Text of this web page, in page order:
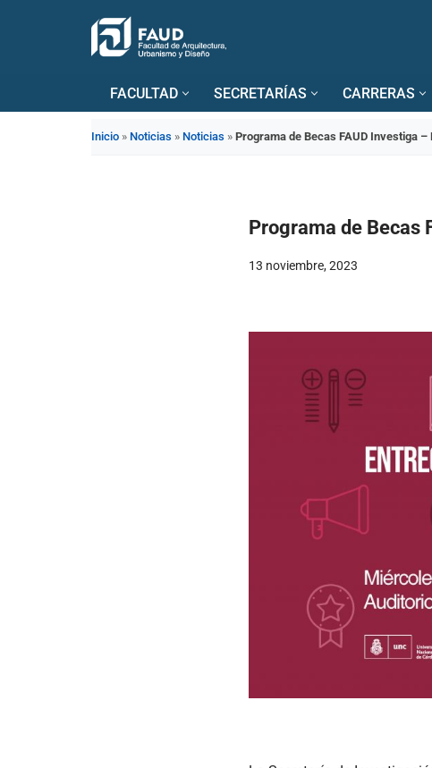
FACULTAD SECRETARÍAS CARRERAS
Inicio » Noticias » Noticias » Programa de Becas FAUD Investiga
Programa de Becas
13 noviembre, 2023